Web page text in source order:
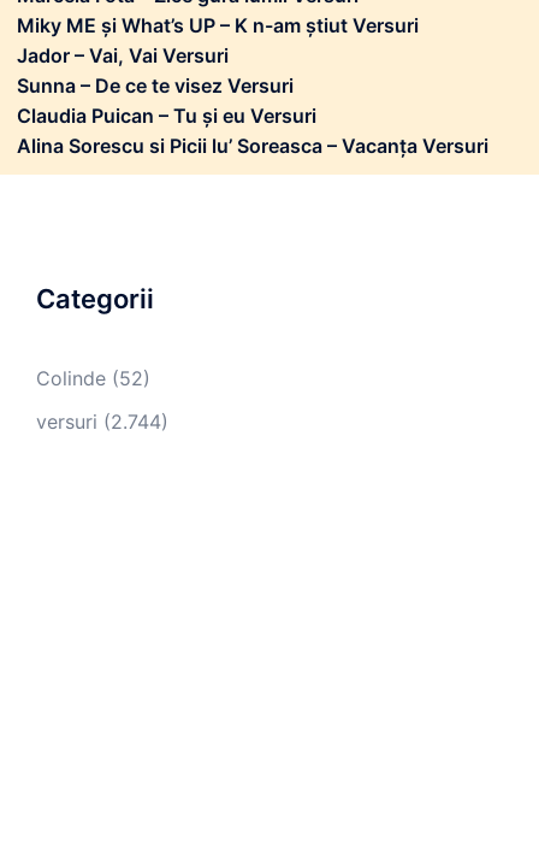
Miky ME și What’s UP – K n-am știut Versuri
Jador – Vai, Vai Versuri
Sunna – De ce te visez Versuri
Claudia Puican – Tu și eu Versuri
Alina Sorescu si Picii lu’ Soreasca – Vacanța Versuri
Categorii
Colinde (52)
versuri (2.744)